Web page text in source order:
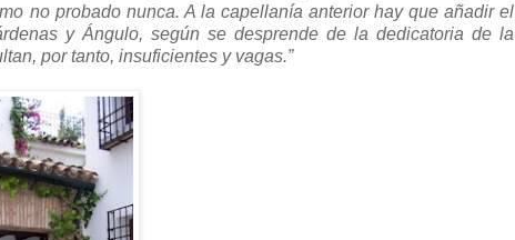
no probado nunca. A la capellanía anterior hay que añadir el
y Ángulo, según se desprende de la dedicatoria de la
por tanto, insuficientes y vagas.”